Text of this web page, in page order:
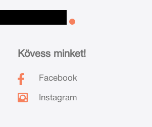
Kövess minket!
Facebook
Instagram